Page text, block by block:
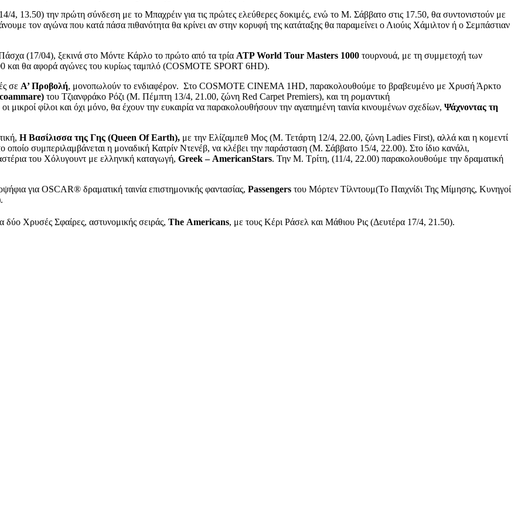
13.50) την πρώτη σύνδεση με το Μπαχρέιν για τις πρώτες ελεύθερες δοκιμές, ενώ το Μ. Σάββατο στις 17.50, θα συντονιστούν με
τον αγώνα που κατά πάσα πιθανότητα θα κρίνει αν στην κορυφή της κατάταξης θα παραμείνει ο Λιούις Χάμιλτον ή ο Σεμπάστιαν
Πάσχα (17/04), ξεκινά στο Μόντε Κάρλο το πρώτο από τα τρία ATP World Tour Masters 1000 τουρνουά, με τη συμμετοχή των
και θα αφορά αγώνες του κυρίως ταμπλό (COSMOTE SPORT 6HD).
σε Α’ Προβολή, μονοπωλούν το ενδιαφέρον. Στο COSMOTE CINEMA 1HD, παρακολουθούμε το βραβευμένο με Χρυσή Άρκτο
του Τζιανφράκο Ρόζι (Μ. Πέμπτη 13/4, 21.00, ζώνη Red Carpet Premiers), και τη ρομαντική
φίλοι και όχι μόνο, θα έχουν την ευκαιρία να παρακολουθήσουν την αγαπημένη ταινία κινουμένων σχεδίων, Ψάχνοντας τη
Η Βασίλισσα της Γης (Queen OfEarth), με την Ελίζαμπεθ Μος (Μ. Τετάρτη 12/4, 22.00, ζώνη Ladies First), αλλά και η κομεντί
οποίο συμπεριλαμβάνεται η μοναδική Κατρίν Ντενέβ, να κλέβει την παράσταση (Μ. Σάββατο 15/4, 22.00). Στο ίδιο κανάλι,
του Χόλυγουντ με ελληνική καταγωγή, Greek– AmericanStars. Την Μ. Τρίτη, (11/4, 22.00) παρακολουθούμε την δραματική
για OSCAR® δραματική ταινία επιστημονικής φαντασίας, Passengers του Μόρτεν Τίλντουμ(Το Παιχνίδι Της Μίμησης, Κυνηγοί
δύο Χρυσές Σφαίρες, αστυνομικής σειράς, The Americans, με τους Κέρι Ράσελ και Μάθιου Ρις (Δευτέρα 17/4, 21.50).